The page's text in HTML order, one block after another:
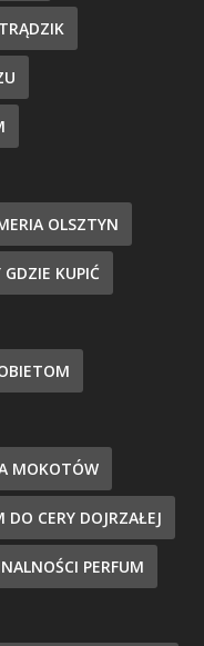
OLSZTYN
GDZIE KUPIĆ
MOKOTÓW
DO CERY DOJRZAŁEJ
PERFUM